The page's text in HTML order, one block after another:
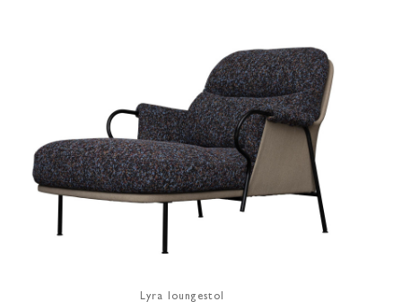
Lyra loungestol